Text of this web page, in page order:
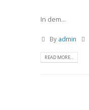
In dem...
By admin
READ MORE...